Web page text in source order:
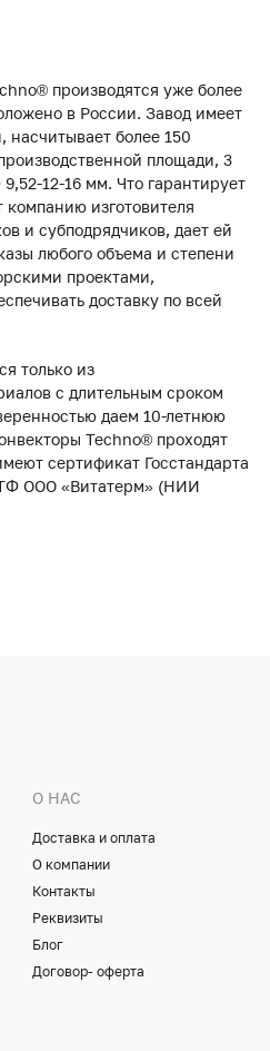
производятся уже более
в России. Завод имеет
насчитывает более 150
площади, 3
12-16 мм. Что гарантирует
изготовителя
и субподрядчиков, дает ей
любого объема и степени
проектами,
доставку по всей
только из
с длительным сроком
даем 10-летнюю
Techno® проходят
сертификат Госстандарта
ООО «Витатерм» (НИИ
О НАС
Доставка и оплата
О компании
Контакты
Реквизиты
Блог
Договор- оферта